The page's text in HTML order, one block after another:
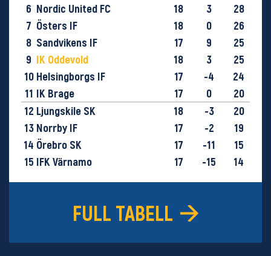
6 Nordic United FC 18 3
28
7 Östers IF 18 0
26
8 Sandvikens IF 17 9
25
9 IK Oddevold 18 3
25
10 Helsingborgs IF 17 -4
24
11 IK Brage 17 0
20
12 Ljungskile SK 18 -3
20
13 Norrby IF 17 -2
19
14 Örebro SK 17 -11
15
15 IFK Värnamo 17 -15
14
FULL TABELL